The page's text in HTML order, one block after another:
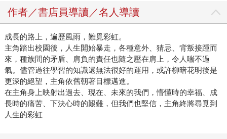
作者／書店員導讀／名人導讀
成長的路上，遍歷風雨，難覓彩虹。
主角踏出校園後，人生開始暴走，各種意外、猜忌、背叛接踵而
來，種族間的矛盾、肩負的責任也隨之壓在肩上，令人喘不過
氣。儘管過往學習的知識還無法很好的運用，或許柳暗花明後是
更深的絕望，主角依舊朝著目標邁進。
在主角身上映射出過去、現在、未來的我們，懵懂時的幸福、成
長時的痛苦、下決心時的艱難，但我們也堅信，主角終將尋覓到
人生的彩虹